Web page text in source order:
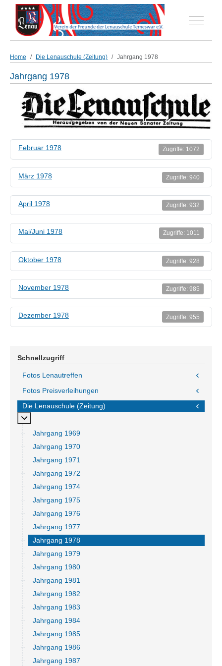
Off-
Home Die Lenauschule (Zeitung) Jahrgang 1978
Jahrgang 1978
Februar 1978 Zugriffe: 1072
März 1978 Zugriffe: 940
April 1978 Zugriffe: 932
Mai/Juni 1978 Zugriffe: 1011
Oktober 1978 Zugriffe: 928
November 1978 Zugriffe: 985
Dezember 1978 Zugriffe: 955
Schnellzugriff
Fotos Lenautreffen
Fotos Preisverleihungen
Die Lenauschule (Zeitung)
MOD_MENU_TOGGLE_SUBMENU_LABEL
Jahrgang 1969
Jahrgang 1970
Jahrgang 1971
Jahrgang 1972
Jahrgang 1974
Jahrgang 1975
Jahrgang 1976
Jahrgang 1977
Jahrgang 1978
Jahrgang 1979
Jahrgang 1980
Jahrgang 1981
Jahrgang 1982
Jahrgang 1983
Jahrgang 1984
Jahrgang 1985
Jahrgang 1986
Jahrgang 1987